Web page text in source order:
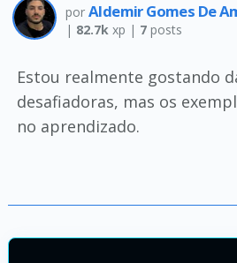
por Aldemir Gomes De
| 82.7kxp | 7posts
Estou realmente gostando
desafiadoras, mas os
no aprendizado.